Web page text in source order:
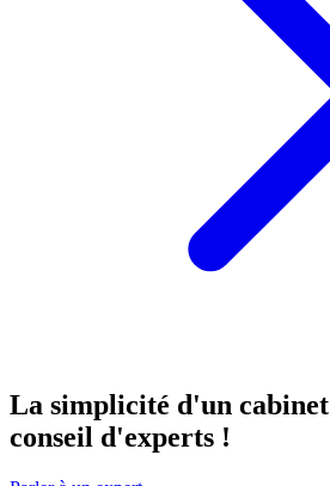
La simplicité d'un cabinet
conseil d'experts !